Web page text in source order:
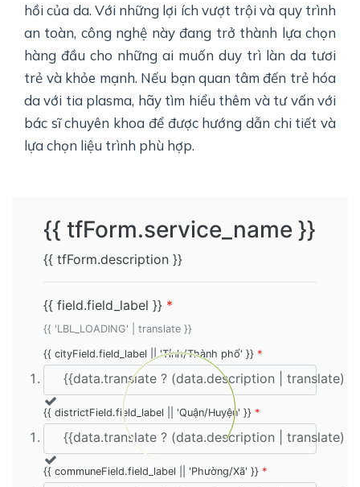
hồi của da. Với những lợi ích vượt trội và quy trình
an toàn, công nghệ này đang trở thành lựa chọn
hàng đầu cho những ai muốn duy trì làn da tươi
trẻ và khỏe mạnh. Nếu bạn quan tâm đến trẻ hóa
da với tia plasma, hãy tìm hiểu thêm và tư vấn với
bác sĩ chuyên khoa để được hướng dẫn chi tiết và
lựa chọn liệu trình phù hợp.